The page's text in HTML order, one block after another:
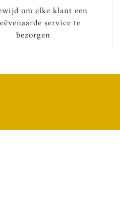
om elke klant een
service te
bezorgen